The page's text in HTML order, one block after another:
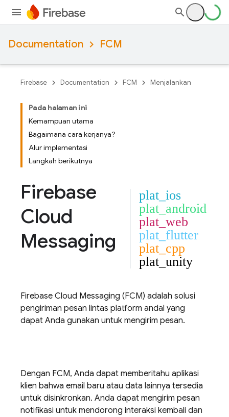
Documentation FCM
Firebase Documentation FCM Menjalankan
Pada halaman ini
Kemampuan utama
Bagaimana cara kerjanya?
Alur implementasi
Langkah berikutnya
Firebase
Cloud
Messaging
plat_ios
plat_android
plat_web
plat_flutter
plat_cpp
plat_unity
Firebase Cloud Messaging (FCM) adalah solusi
pengiriman pesan lintas platform andal yang
dapat Anda gunakan untuk mengirim pesan.
Dengan FCM, Anda dapat memberitahu aplikasi
klien bahwa email baru atau data lainnya tersedia
untuk disinkronkan. Anda dapat mengirim pesan
notifikasi untuk mendorong interaksi kembali dan